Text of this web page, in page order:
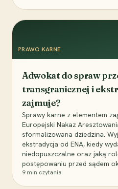
PRAWO KARNE
Adwokat do spraw
transgranicznej i
zajmuje?
Sprawy karne z elementem
Europejski Nakaz
sformalizowana dziedzina.
ekstradycja od ENA, kiedy
niedopuszczalne oraz jaką
postępowaniu przed sądem
9 min czytania